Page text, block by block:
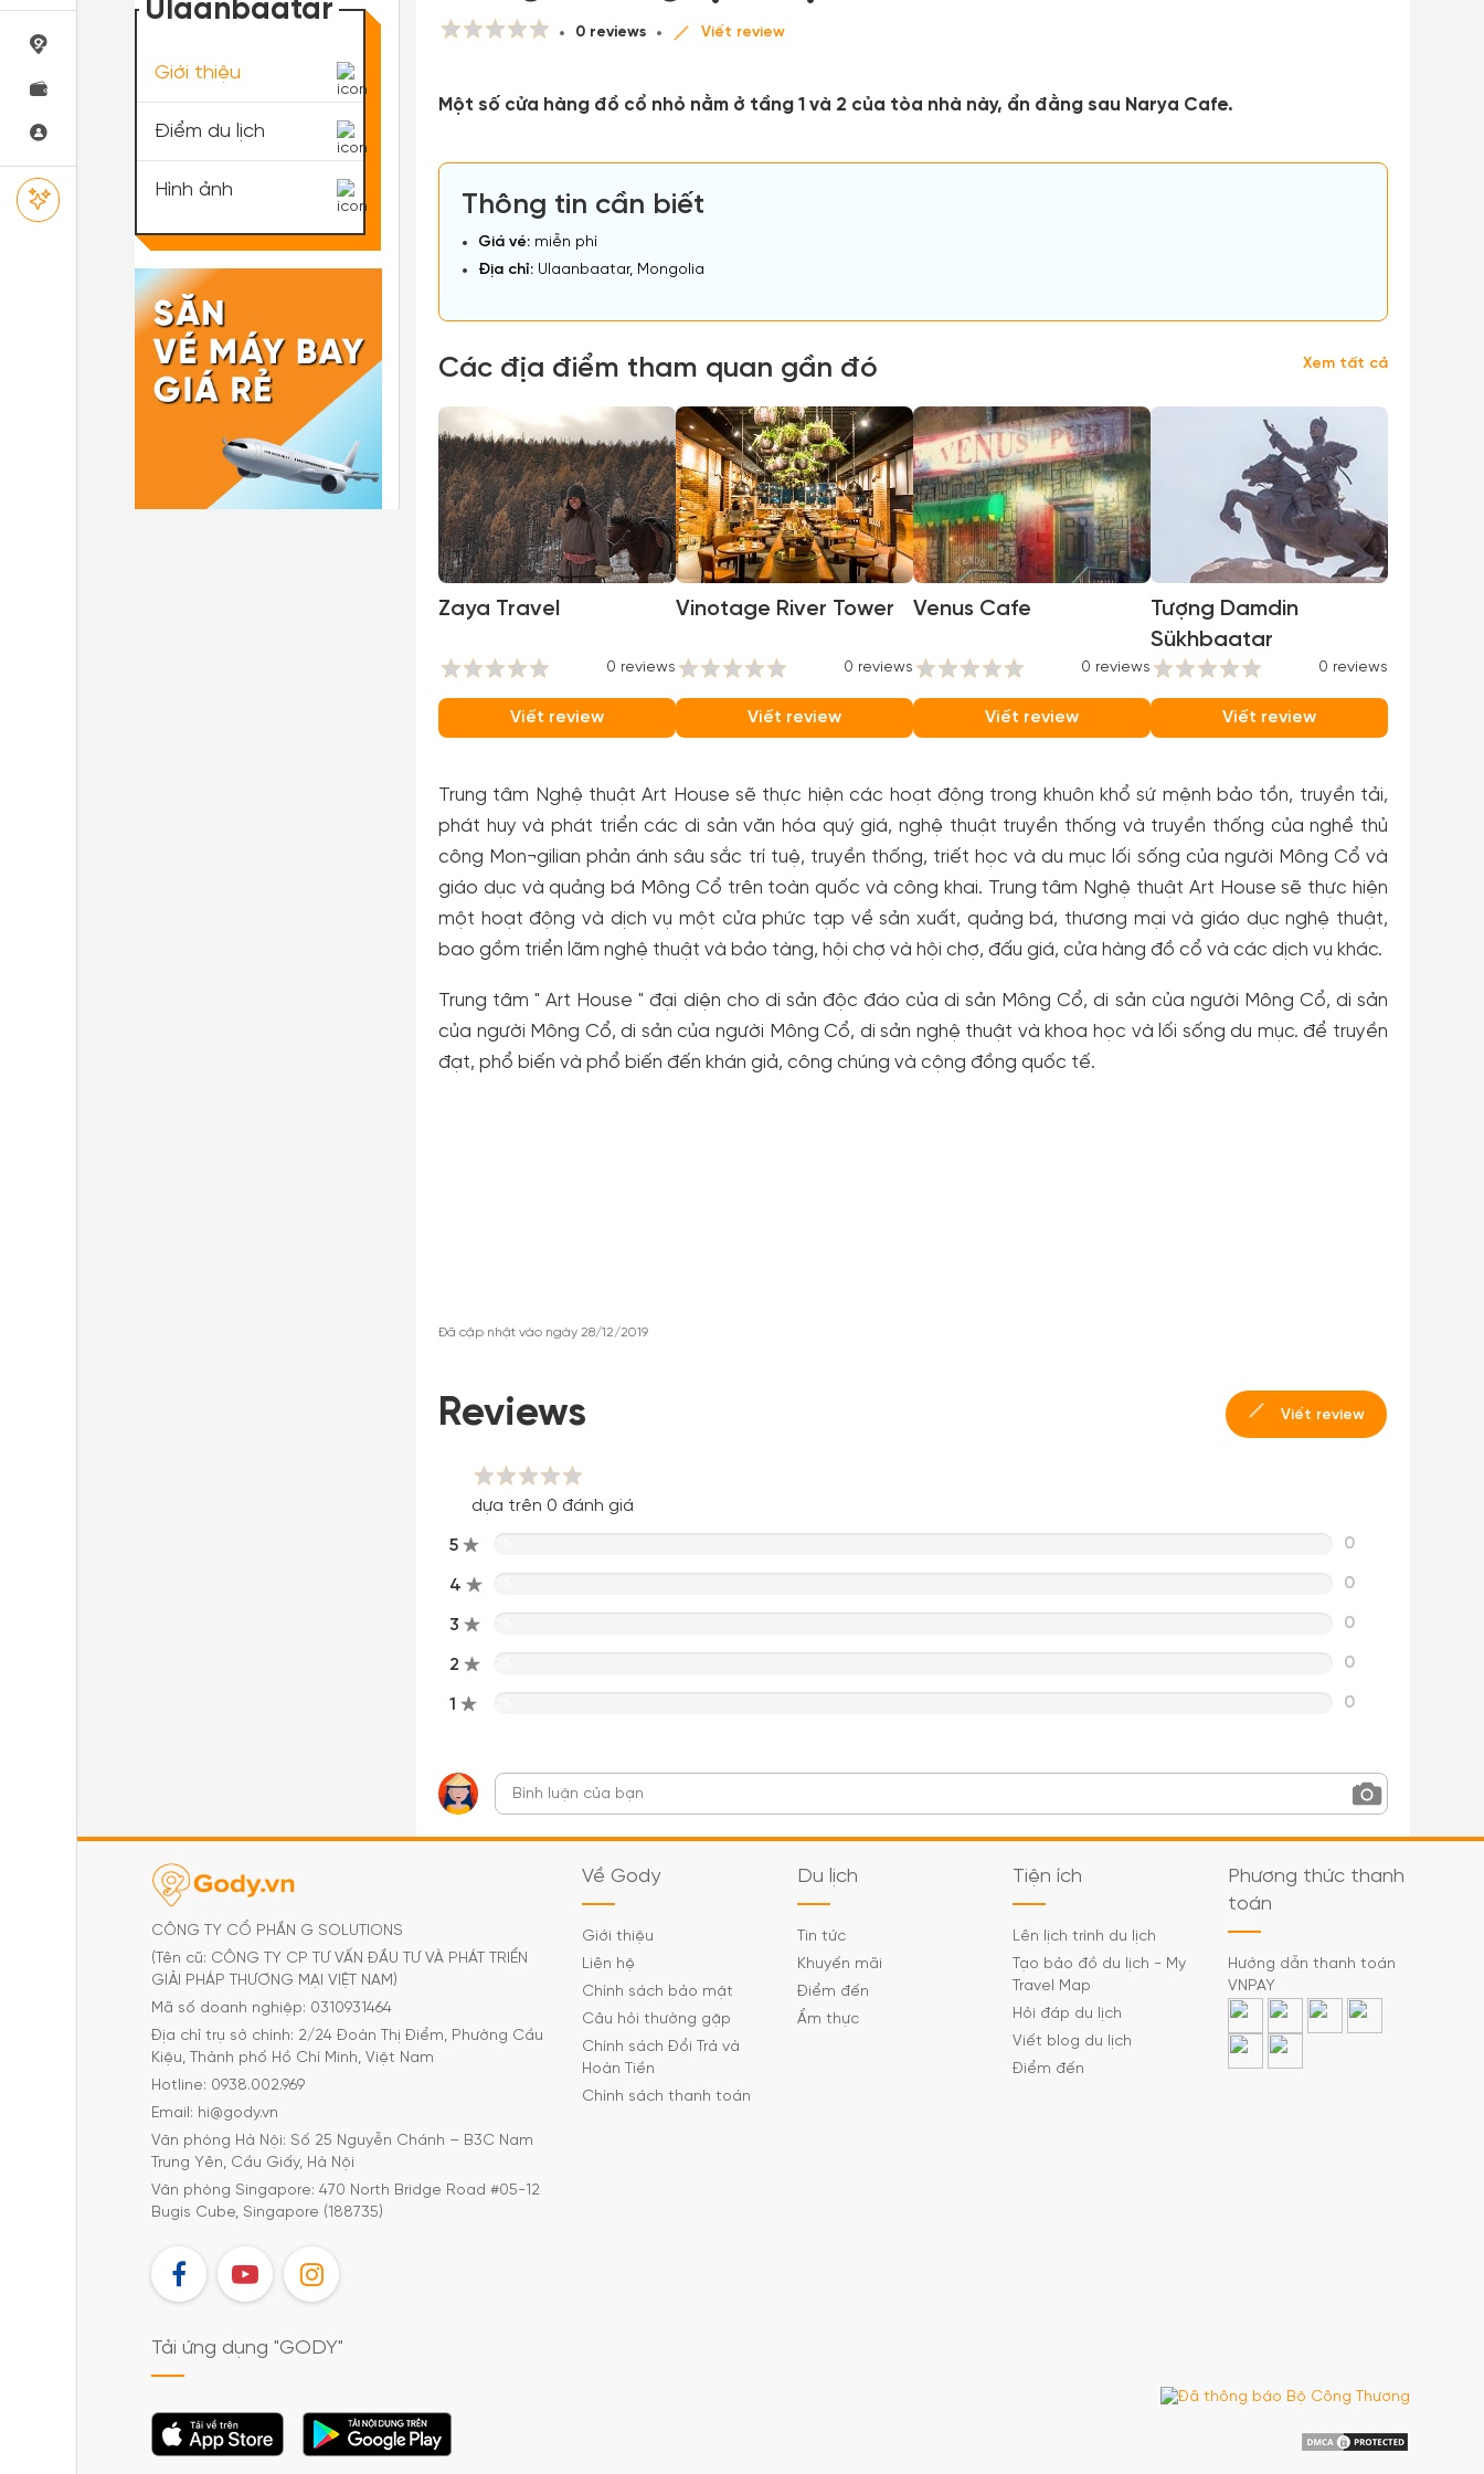
0 reviews Viết review
Một số cửa hàng đồ cổ nhỏ nằm ở tầng 1 và 2 của tòa nhà này, ẩn đằng sau Narya Cafe.
Thông tin cần biết
Giá vé: miễn phí
Địa chỉ: Ulaanbaatar, Mongolia
Các địa điểm tham quan gần đó Xem tất cả
Zaya Travel
0 reviews
Viết review
Vinotage River Tower
0 reviews
Viết review
Venus Cafe
0 reviews
Viết review
Tượng Damdin
Sükhbaatar
0 reviews
Viết review
Trung tâm Nghệ thuật Art House sẽ thực hiện các hoạt động trong khuôn khổ sứ mệnh bảo tồn, truyền tải,
phát huy và phát triển các di sản văn hóa quý giá, nghệ thuật truyền thống và truyền thống của nghề thủ
công Mon¬gilian phản ánh sâu sắc trí tuệ, truyền thống, triết học và du mục lối sống của người Mông Cổ và
giáo dục và quảng bá Mông Cổ trên toàn quốc và công khai. Trung tâm Nghệ thuật Art House sẽ thực hiện
một hoạt động và dịch vụ một cửa phức tạp về sản xuất, quảng bá, thương mại và giáo dục nghệ thuật,
bao gồm triển lãm nghệ thuật và bảo tàng, hội chợ và hội chợ, đấu giá, cửa hàng đồ cổ và các dịch vụ khác.
Trung tâm " Art House " đại diện cho di sản độc đáo của di sản Mông Cổ, di sản của người Mông Cổ, di sản
của người Mông Cổ, di sản của người Mông Cổ, di sản nghệ thuật và khoa học và lối sống du mục. để truyền
đạt, phổ biến và phổ biến đến khán giả, công chúng và cộng đồng quốc tế.
Đã cập nhật vào ngày 28/12/2019
Reviews Viết review
dựa trên 0 đánh giá
5 0
4 0
3 0
2 0
1 0
Ulaanbaatar
Giới thiệu
Điểm du lịch
Hình ảnh
CÔNG TY CỔ PHẦN G SOLUTIONS
(Tên cũ: CÔNG TY CP TƯ VẤN ĐẦU TƯ VÀ PHÁT TRIỂN
GIẢI PHÁP THƯƠNG MẠI VIỆT NAM)
Mã số doanh nghiệp: 0310931464
Địa chỉ trụ sở chính: 2/24 Đoàn Thị Điểm, Phường Cầu
Kiệu, Thành phố Hồ Chí Minh, Việt Nam
Hotline: 0938.002.969
Email: hi@gody.vn
Văn phòng Hà Nội: Số 25 Nguyễn Chánh – B3C Nam
Trung Yên, Cầu Giấy, Hà Nội
Văn phòng Singapore: 470 North Bridge Road #05-12
Bugis Cube, Singapore (188735)
FB YT IG
Về Gody
Giới thiệu
Liên hệ
Chính sách bảo mật
Câu hỏi thường gặp
Chính sách Đổi Trả và
Hoàn Tiền
Chính sách thanh toán
Du lịch
Tin tức
Khuyến mãi
Điểm đến
Ẩm thực
Tiện ích
Lên lịch trình du lịch
Tạo bảo đồ du lịch - My
Travel Map
Hỏi đáp du lịch
Viết blog du lịch
Điểm đến
Phương thức thanh
toán
Hướng dẫn thanh toán
VNPAY
Tải ứng dụng "GODY"
Tải ứng dụng Tải ứng dụng